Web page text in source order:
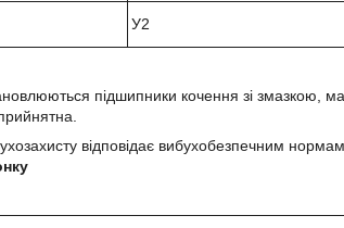
У2
підшипники кочення зі змазкою,
відповідає вибухобезпечним